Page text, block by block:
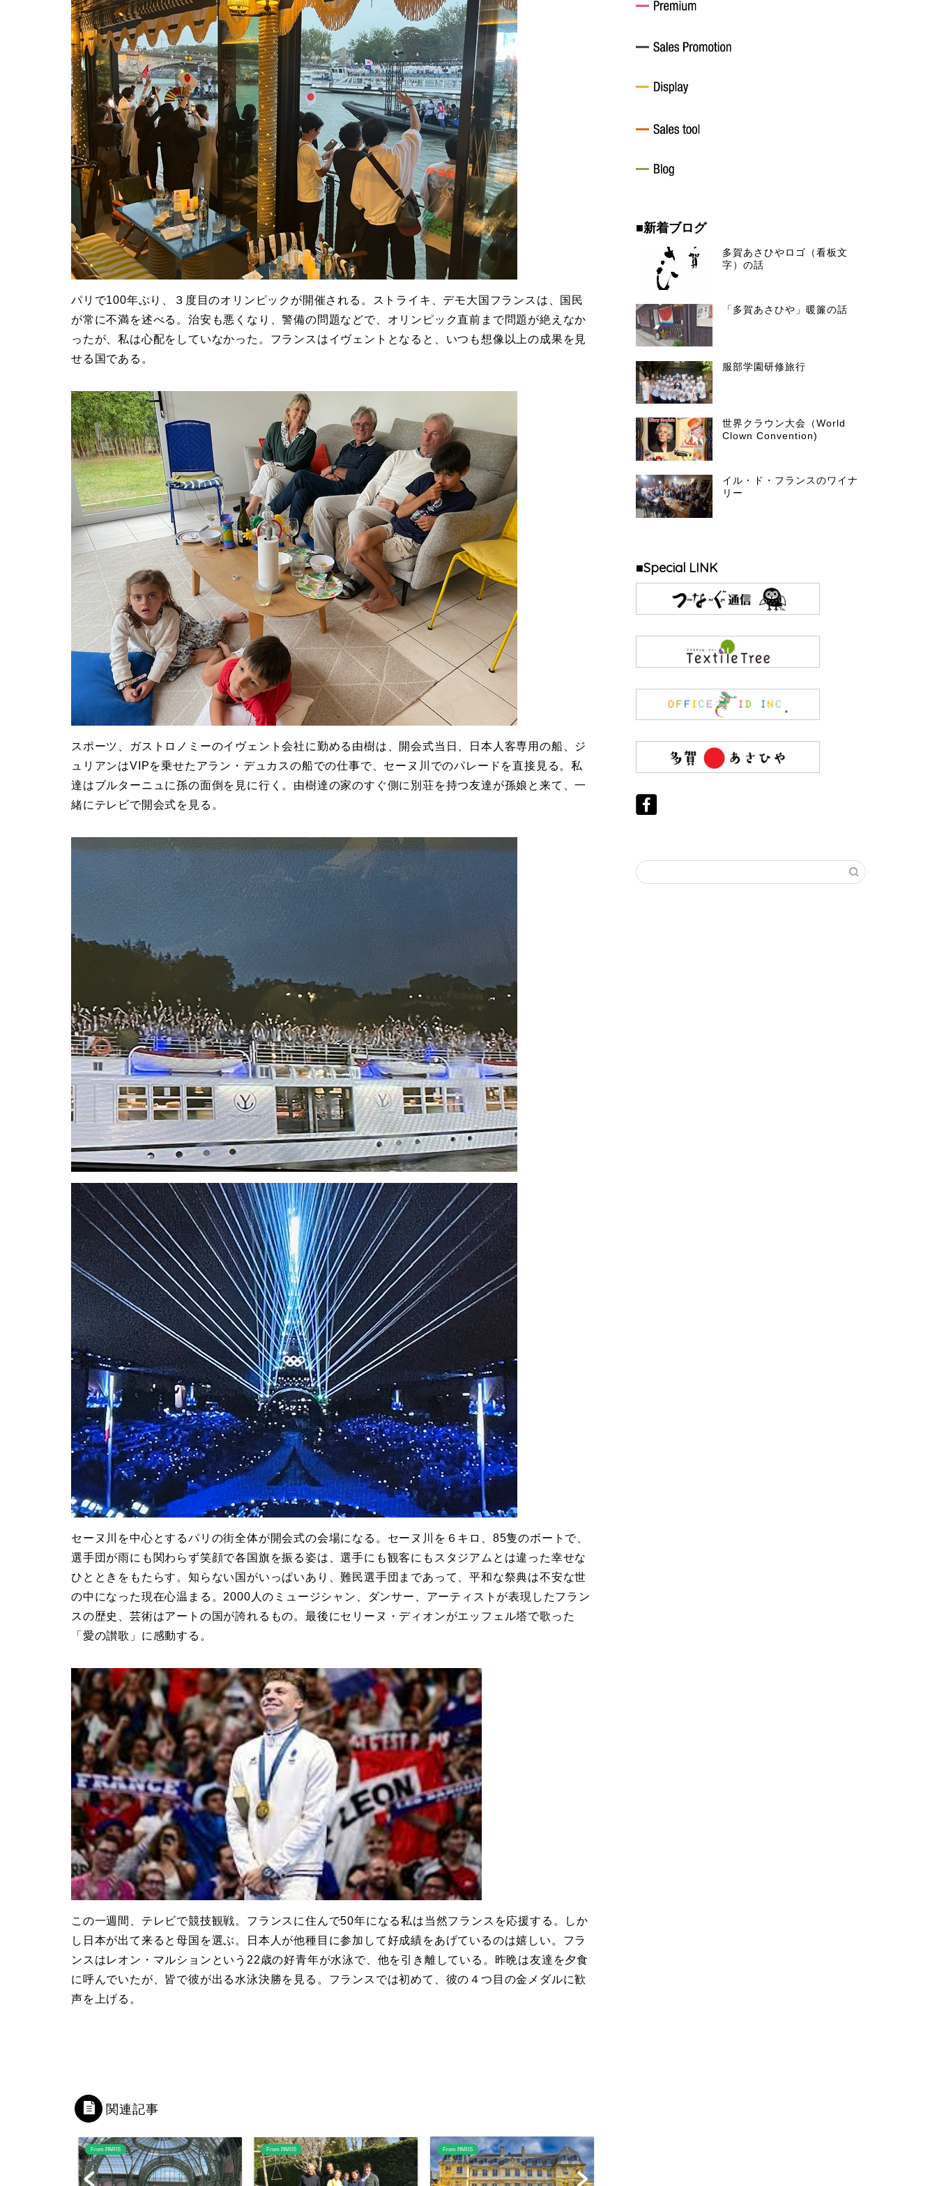
パリで100年ぶり、３度目のオリンピックが開催される。ストライキ、デモ大国フランスは、国民
が常に不満を述べる。治安も悪くなり、警備の問題などで、オリンピック直前まで問題が絶えなか
ったが、私は心配をしていなかった。フランスはイヴェントとなると、いつも想像以上の成果を見
せる国である。
スポーツ、ガストロノミーのイヴェント会社に勤める由樹は、開会式当日、日本人客専用の船、ジ
ュリアンはVIPを乗せたアラン・デュカスの船での仕事で、セーヌ川でのパレードを直接見る。私
達はブルターニュに孫の面倒を見に行く。由樹達の家のすぐ側に別荘を持つ友達が孫娘と来て、一
緒にテレビで開会式を見る。
セーヌ川を中心とするパリの街全体が開会式の会場になる。セーヌ川を６キロ、85隻のボートで、
選手団が雨にも関わらず笑顔で各国旗を振る姿は、選手にも観客にもスタジアムとは違った幸せな
ひとときをもたらす。知らない国がいっぱいあり、難民選手団まであって、平和な祭典は不安な世
の中になった現在心温まる。2000人のミュージシャン、ダンサー、アーティストが表現したフラン
スの歴史、芸術はアートの国が誇れるもの。最後にセリーヌ・ディオンがエッフェル塔で歌った
「愛の讃歌」に感動する。
この一週間、テレビで競技観戦。フランスに住んで50年になる私は当然フランスを応援する。しか
し日本が出て来ると母国を選ぶ。日本人が他種目に参加して好成績をあげているのは嬉しい。フラ
ンスはレオン・マルションという22歳の好青年が水泳で、他を引き離している。昨晩は友達を夕食
に呼んでいたが、皆で彼が出る水泳決勝を見る。フランスでは初めて、彼の４つ目の金メダルに歓
声を上げる。
関連記事
From PARIS From PARIS From PARIS
■新着ブログ
多賀あさひやロゴ（看板文
字）の話
「多賀あさひや」暖簾の話
服部学園研修旅行
世界クラウン大会（World
Clown Convention)
イル・ド・フランスのワイナ
リー
■Special LINK